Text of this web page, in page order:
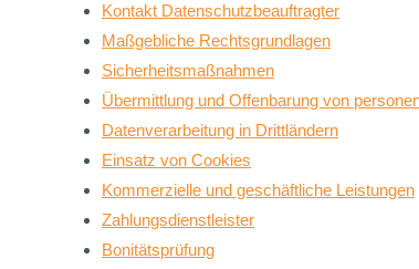
Kontakt Datenschutzbeauftragter
Maßgebliche Rechtsgrundlagen
Sicherheitsmaßnahmen
Übermittlung und Offenbarung von
Datenverarbeitung in Drittländern
Einsatz von Cookies
Kommerzielle und geschäftliche Leistungen
Zahlungsdienstleister
Bonitätsprüfung